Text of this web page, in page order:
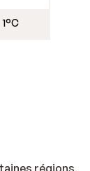
1°C
régions,